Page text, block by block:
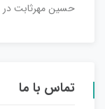
حسین مهرثابتدر
تماس با ما